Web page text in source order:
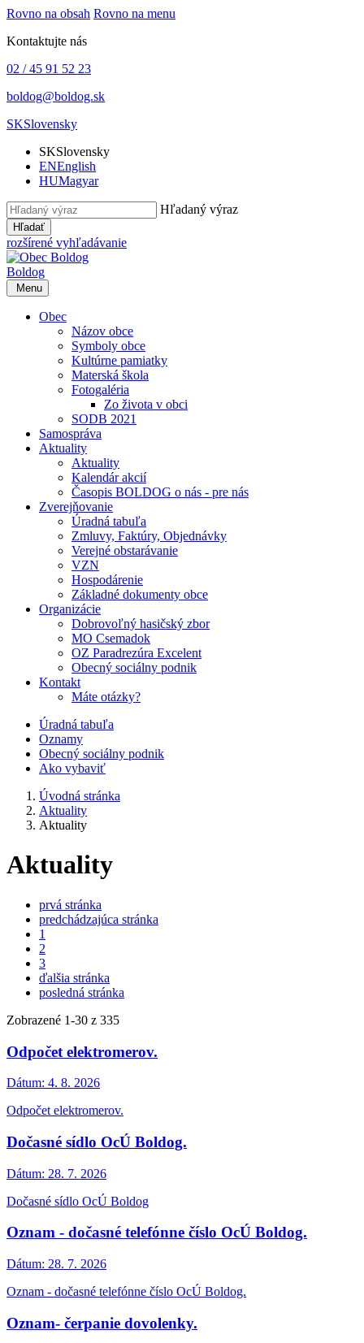
Rovno na obsah Rovno na menu
Kontaktujte nás
02 / 45 91 52 23
boldog@boldog.sk
SKSlovensky
SKSlovensky
ENEnglish
HUMagyar
Hľadaný výraz
Hľadať
rozšírené vyhľadávanie
Boldog
Menu
Obec
Názov obce
Symboly obce
Kultúrne pamiatky
Materská škola
Fotogaléria
Zo života v obci
SODB 2021
Samospráva
Aktuality
Aktuality
Kalendár akcií
Časopis BOLDOG o nás - pre nás
Zverejňovanie
Úradná tabuľa
Zmluvy, Faktúry, Objednávky
Verejné obstarávanie
VZN
Hospodárenie
Základné dokumenty obce
Organizácie
Dobrovoľný hasičský zbor
MO Csemadok
OZ Paradrezúra Excelent
Obecný sociálny podnik
Kontakt
Máte otázky?
Úradná tabuľa
Oznamy
Obecný sociálny podnik
Ako vybaviť
Úvodná stránka
Aktuality
Aktuality
Aktuality
prvá stránka
predchádzajúca stránka
1
2
3
ďalšia stránka
posledná stránka
Zobrazené 1-30 z 335
Odpočet elektromerov.
Dátum: 4. 8. 2026
Odpočet elektromerov.
Dočasné sídlo OcÚ Boldog.
Dátum: 28. 7. 2026
Dočasné sídlo OcÚ Boldog
Oznam - dočasné telefónne číslo OcÚ Boldog.
Dátum: 28. 7. 2026
Oznam - dočasné telefónne číslo OcÚ Boldog.
Oznam- čerpanie dovolenky.